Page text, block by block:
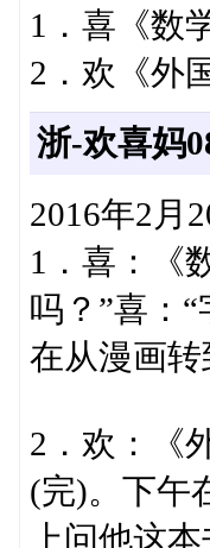
1．喜《数
2．欢《外
浙-欢喜妈
2016年2月
1．喜：《
吗？”喜：
在从漫画
2．欢：《
(完)。下午
上问他这